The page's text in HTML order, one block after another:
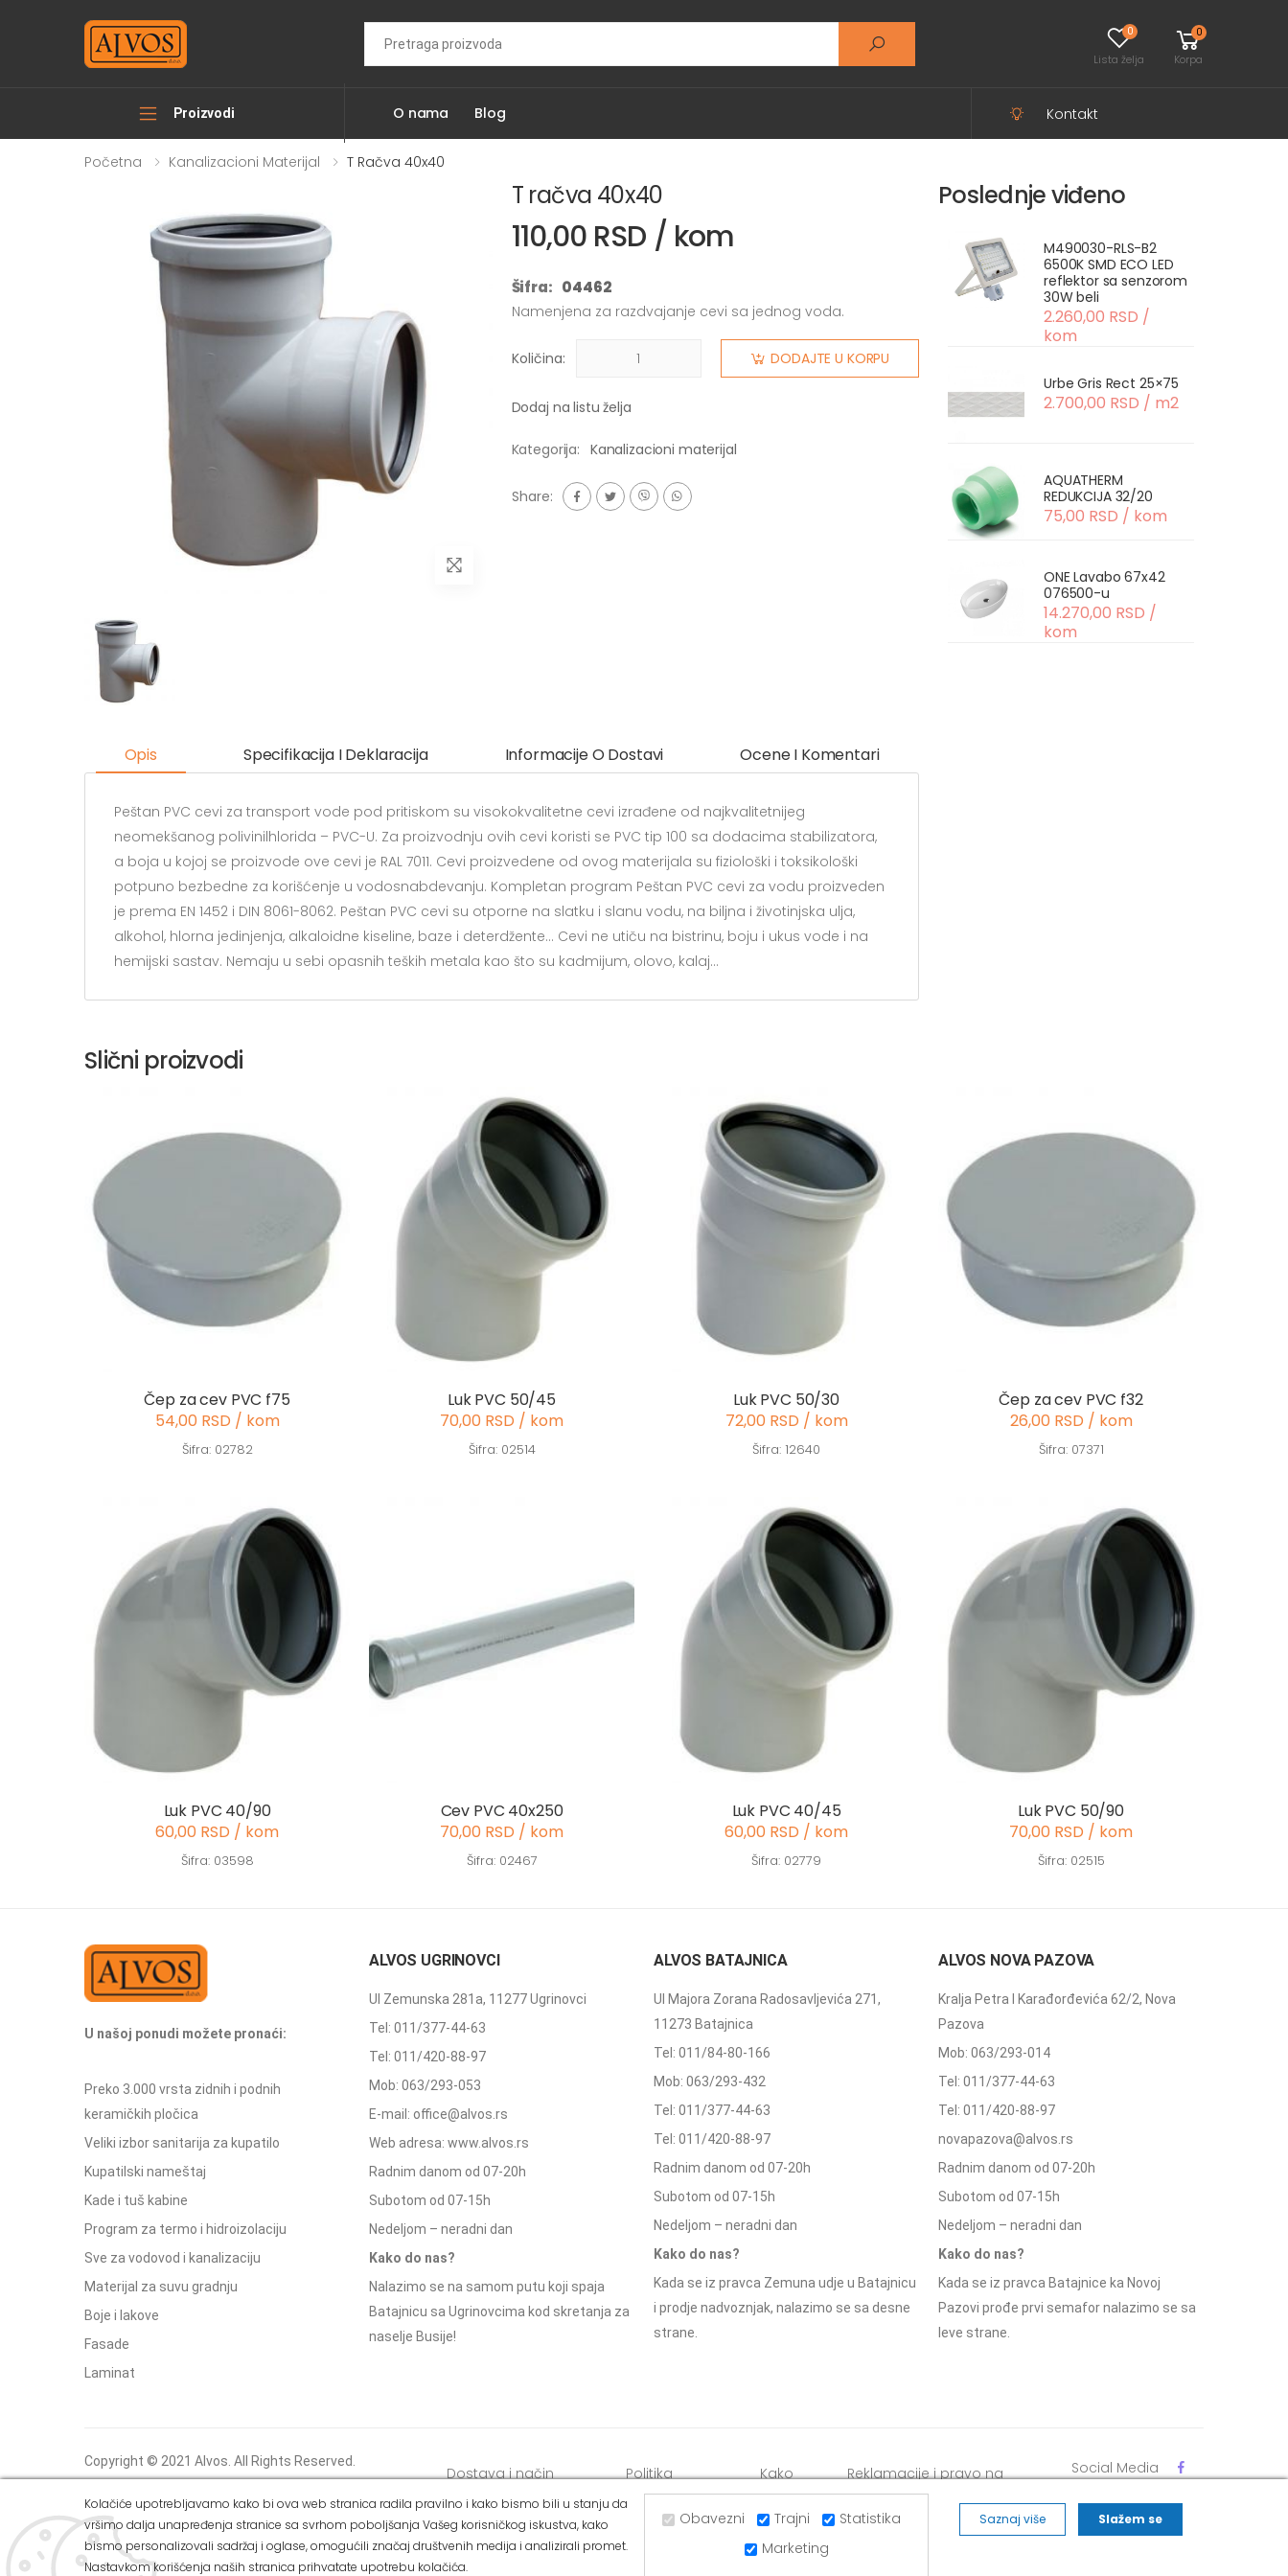
0
Lista želja
0
Korpa
Proizvodi O nama Blog Kontakt
Početna Kanalizacioni Materijal T Račva 40x40
T račva 40x40
110,00 RSD / kom
Šifra: 04462
Namenjena za razdvajanje cevi sa jednog voda.
Količina: DODAJTE U KORPU
Dodaj na listu želja
Kategorija: Kanalizacioni materijal
Share:
Opis Specifikacija I Deklaracija Informacije O Dostavi Ocene I Komentari
Peštan PVC cevi za transport vode pod pritiskom su visokokvalitetne cevi izrađene od najkvalitetnijeg
neomekšanog polivinilhlorida – PVC-U. Za proizvodnju ovih cevi koristi se PVC tip 100 sa dodacima stabilizatora,
a boja u kojoj se proizvode ove cevi je RAL 7011. Cevi proizvedene od ovog materijala su fiziološki i toksikološki
potpuno bezbedne za korišćenje u vodosnabdevanju. Kompletan program Peštan PVC cevi za vodu proizveden
je prema EN 1452 i DIN 8061-8062. Peštan PVC cevi su otporne na slatku i slanu vodu, na biljna i životinjska ulja,
alkohol, hlorna jedinjenja, alkaloidne kiseline, baze i deterdžente… Cevi ne utiču na bistrinu, boju i ukus vode i na
hemijski sastav. Nemaju u sebi opasnih teških metala kao što su kadmijum, olovo, kalaj…
Poslednje viđeno
M490030-RLS-B2
6500K SMD ECO LED
reflektor sa senzorom
30W beli
2.260,00 RSD /
kom
Urbe Gris Rect 25×75
2.700,00 RSD / m2
AQUATHERM
REDUKCIJA 32/20
75,00 RSD / kom
ONE Lavabo 67x42
076500-u
14.270,00 RSD /
kom
Slični proizvodi
Čep za cev PVC f75
54,00 RSD / kom
Šifra: 02782
Luk PVC 50/45
70,00 RSD / kom
Šifra: 02514
Luk PVC 50/30
72,00 RSD / kom
Šifra: 12640
Čep za cev PVC f32
26,00 RSD / kom
Šifra: 07371
Luk PVC 40/90
60,00 RSD / kom
Šifra: 03598
Cev PVC 40x250
70,00 RSD / kom
Šifra: 02467
Luk PVC 40/45
60,00 RSD / kom
Šifra: 02779
Luk PVC 50/90
70,00 RSD / kom
Šifra: 02515
U našoj ponudi možete pronaći:
Preko 3.000 vrsta zidnih i podnih
keramičkih pločica
Veliki izbor sanitarija za kupatilo
Kupatilski nameštaj
Kade i tuš kabine
Program za termo i hidroizolaciju
Sve za vodovod i kanalizaciju
Materijal za suvu gradnju
Boje i lakove
Fasade
Laminat
ALVOS UGRINOVCI
Ul Zemunska 281a, 11277 Ugrinovci
Tel: 011/377-44-63
Tel: 011/420-88-97
Mob: 063/293-053
E-mail: office@alvos.rs
Web adresa: www.alvos.rs
Radnim danom od 07-20h
Subotom od 07-15h
Nedeljom – neradni dan
Kako do nas?
Nalazimo se na samom putu koji spaja
Batajnicu sa Ugrinovcima kod skretanja za
naselje Busije!
ALVOS BATAJNICA
Ul Majora Zorana Radosavljevića 271,
11273 Batajnica
Tel: 011/84-80-166
Mob: 063/293-432
Tel: 011/377-44-63
Tel: 011/420-88-97
Radnim danom od 07-20h
Subotom od 07-15h
Nedeljom – neradni dan
Kako do nas?
Kada se iz pravca Zemuna udje u Batajnicu
i prodje nadvoznjak, nalazimo se sa desne
strane.
ALVOS NOVA PAZOVA
Kralja Petra I Karađorđevića 62/2, Nova
Pazova
Mob: 063/293-014
Tel: 011/377-44-63
Tel: 011/420-88-97
novapazova@alvos.rs
Radnim danom od 07-20h
Subotom od 07-15h
Nedeljom – neradni dan
Kako do nas?
Kada se iz pravca Batajnice ka Novoj
Pazovi prođe prvi semafor nalazimo se sa
leve strane.
Copyright © 2021 Alvos. All Rights Reserved.
Izrada internet prodavnice i SEO - Web Business
Solutions
Dostava i način
plaćanja
Politika
privatnosti
Kako
kupiti
Reklamacije i pravo na
odustajanje
Social Media
Kolačiće upotrebljavamo kako bi ova web stranica radila pravilno i kako bismo bili u stanju da
vršimo dalja unapređenja stranice sa svrhom poboljšanja Vašeg korisničkog iskustva, kako
bismo personalizovali sadržaj i oglase, omogućili značaj društvenih medija i analizirali promet.
Nastavkom korišćenja naših stranica prihvatate upotrebu kolačića.
Obavezni Trajni
Statistika
Marketing
Saznaj više Slažem se